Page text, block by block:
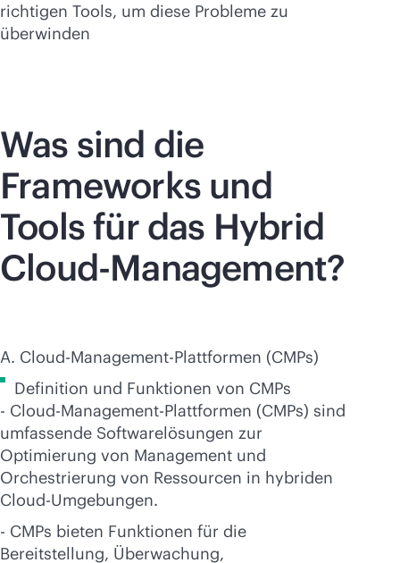
richtigen Tools, um diese Probleme zu
überwinden
Was sind die
Frameworks und
Tools für das Hybrid
Cloud-Management?
A. Cloud-Management-Plattformen (CMPs)
Definition und Funktionen von CMPs
- Cloud-Management-Plattformen (CMPs) sind
umfassende Softwarelösungen zur
Optimierung von Management und
Orchestrierung von Ressourcen in hybriden
Cloud-Umgebungen.
- CMPs bieten Funktionen für die
Bereitstellung, Überwachung,